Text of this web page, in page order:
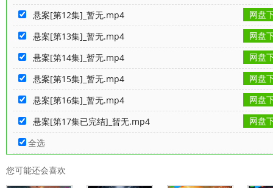
悬案[第12集]_暂无.mp4
网盘
悬案[第13集]_暂无.mp4
网盘
悬案[第14集]_暂无.mp4
网盘
悬案[第15集]_暂无.mp4
网盘
悬案[第16集]_暂无.mp4
网盘
悬案[第17集已完结]_暂无.mp4
网盘
全选
您可能还会喜欢